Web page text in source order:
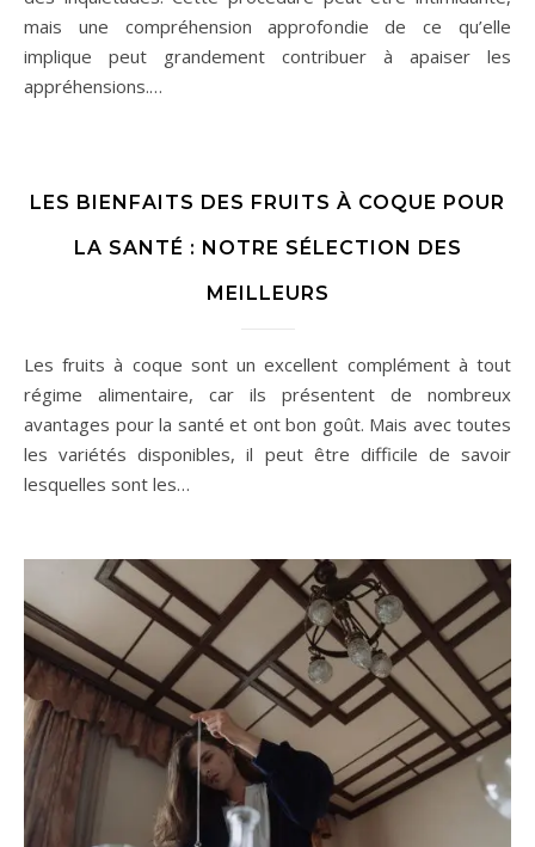
mais une compréhension approfondie de ce qu’elle
implique peut grandement contribuer à apaiser les
appréhensions.…
LES BIENFAITS DES FRUITS À COQUE POUR
LA SANTÉ : NOTRE SÉLECTION DES
MEILLEURS
Les fruits à coque sont un excellent complément à tout
régime alimentaire, car ils présentent de nombreux
avantages pour la santé et ont bon goût. Mais avec toutes
les variétés disponibles, il peut être difficile de savoir
lesquelles sont les…